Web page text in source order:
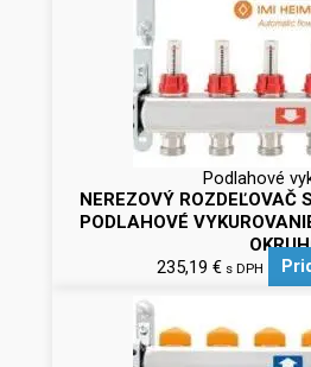
Podlahové
NEREZOVÝ ROZDEĽOVAČ
PODLAHOVÉ
235,19 € s DPH